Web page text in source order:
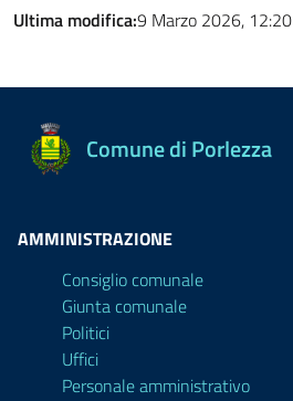
Ultima modifica:9 Marzo 2026, 12:20
Comune di Porlezza
AMMINISTRAZIONE
Consiglio comunale
Giunta comunale
Politici
Uffici
Personale amministrativo